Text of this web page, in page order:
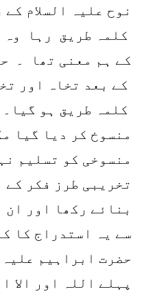
نوح علیہ السلام
کلمہ طریق رہا وہ
کے ہم معنی تھا ۔
کے بعد تخاہ اور
کلمہ طریق ہو گیا۔
منسوخ کر دیا گیا
منسوخی کو تسلیم
تخریبی طرز فکر کے
بنائے رکھا اور ان
سے یہ استدراج کا
حضرت ابراہیم علیہ
پہلے اللہ اور الا